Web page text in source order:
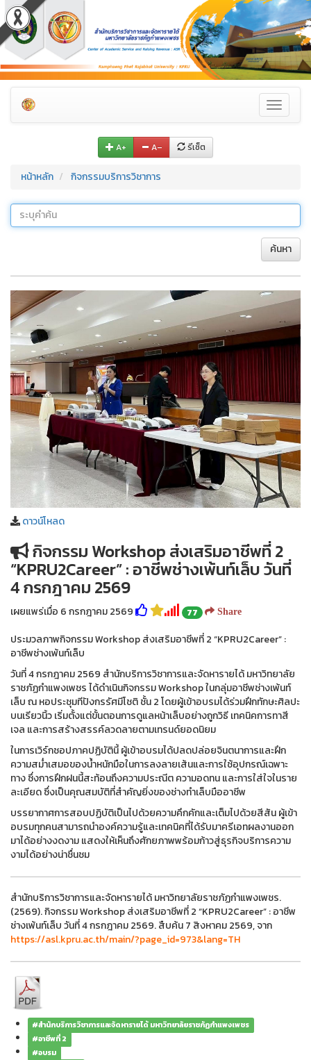
Toggle
A+ A– รีเซ็ต
หน้าหลัก กิจกรรมบริการวิชาการ
ค้นหา
ดาวน์โหลด
กิจกรรม Workshop ส่งเสริมอาชีพที่ 2
“KPRU2Career” : อาชีพช่างเพ้นท์เล็บ วันที่
4 กรกฎาคม 2569
เผยแพร่เมื่อ 6 กรกฎาคม 2569 77 Share
ประมวลภาพกิจกรรม Workshop ส่งเสริมอาชีพที่ 2 “KPRU2Career” :
อาชีพช่างเพ้นท์เล็บ
วันที่ 4 กรกฎาคม 2569 สำนักบริการวิชาการและจัดหารายได้ มหาวิทยาลัย
ราชภัฏกำแพงเพชร ได้ดำเนินกิจกรรม Workshop ในกลุ่มอาชีพช่างเพ้นท์
เล็บ ณ หอประชุมทีปังกรรัศมีโชติ ชั้น 2 โดยผู้เข้าอบรมได้ร่วมฝึกทักษะศิลปะ
บนเรียวนิ้ว เริ่มตั้งแต่ขั้นตอนการดูแลหน้าเล็บอย่างถูกวิธี เทคนิคการทาสี
เจล และการสร้างสรรค์ลวดลายตามเทรนด์ยอดนิยม
ในการเวิร์กชอปภาคปฏิบัตินี้ ผู้เข้าอบรมได้ปลดปล่อยจินตนาการและฝึก
ความสม่ำเสมอของน้ำหนักมือในการลงลายเส้นและการใช้อุปกรณ์เฉพาะ
ทาง ซึ่งการฝึกฝนนี้สะท้อนถึงความประณีต ความอดทน และการใส่ใจในราย
ละเอียด ซึ่งเป็นคุณสมบัติที่สำคัญยิ่งของช่างทำเล็บมืออาชีพ
บรรยากาศการสอบปฏิบัติเป็นไปด้วยความคึกคักและเต็มไปด้วยสีสัน ผู้เข้า
อบรมทุกคนสามารถนำองค์ความรู้และเทคนิคที่ได้รับมาครีเอทผลงานออก
มาได้อย่างงดงาม แสดงให้เห็นถึงศักยภาพพร้อมก้าวสู่ธุรกิจบริการความ
งามได้อย่างน่าชื่นชม
สำนักบริการวิชาการและจัดหารายได้ มหาวิทยาลัยราชภัฏกำแพงเพชร.
(2569). กิจกรรม Workshop ส่งเสริมอาชีพที่ 2 “KPRU2Career” : อาชีพ
ช่างเพ้นท์เล็บ วันที่ 4 กรกฎาคม 2569. สืบค้น 7 สิงหาคม 2569, จาก
https://asl.kpru.ac.th/main/?page_id=973&lang=TH
#สำนักบริการวิชาการและจัดหารายได้ มหาวิทยาลัยราชภัฏกำแพงเพชร
#อาชีพที่ 2
#อบรม